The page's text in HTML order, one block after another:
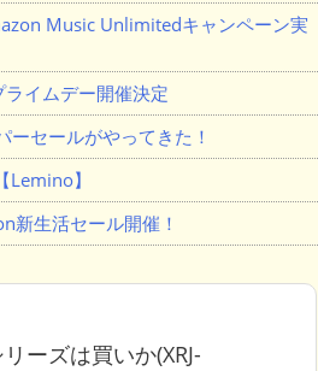
Music Unlimitedキャンペーン実
ライムデー開催決定
ーセールがやってきた！
Lemino】
新生活セール開催！
ーズは買いか(XRJ-